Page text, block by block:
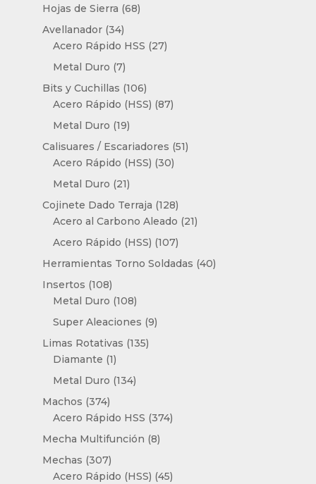
Hojas de Sierra 6868
Avellanador 3434
productos
Acero Rápido HSS 2727
Metal Duro 77
productos
Bits y Cuchillas 106106
productos
Acero Rápido (HSS) 8787
Metal Duro 1919
productos
Calisuares / Escariadores 5151
Acero Rápido (HSS) 3030
Metal Duro 2121
productos
Cojinete Dado Terraja 128128
productos
Acero al Carbono Aleado 2121
Acero Rápido (HSS) 107107
productos
Herramientas Torno Soldadas 4040
Insertos 108108
productos
Metal Duro 108108
productos
Super Aleaciones 99
Limas Rotativas 135135
Diamante 11
producto
Metal Duro 134134
Machos 374374
productos
Acero Rápido HSS 374374
Mecha Multifunción 88
Mechas 307307
productos
Acero Rápido (HSS) 4545